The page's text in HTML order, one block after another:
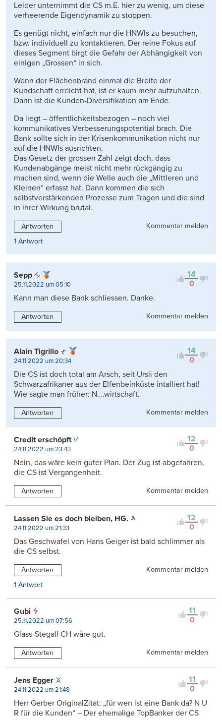
Leider unternimmt die CS m.E. hier zu wenig, um diese
verheerende Eigendynamik zu stoppen.
Es genügt nicht, einfach nur die HNWIs zu besuchen,
bzw. individuell zu kontaktieren. Der reine Fokus auf
dieses Segment birgt die Gefahr der Abhängigkeit von
einigen „Grossen“ in sich.
Wenn der Flächenbrand einmal die Breite der
Kundschaft erreicht hat, ist er kaum mehr aufzuhalten.
Dann ist die Kunden-Diversifikation am Ende.
Da liegt – öffentlichkeitsbezogen – noch viel
kommunikatives Verbesserungspotential brach. Die
Bank sollte sich in der Krisenkommunikation nicht nur
auf die HNWIs ausrichten.
Das Gesetz der grossen Zahl zeigt doch, dass
Kundenabgänge meist nicht mehr rückgängig zu
machen sind, wenn die Welle auch die „Mittleren und
Kleinen“ erfasst hat. Dann kommen die sich
selbstverstärkenden Prozesse zum Tragen und die sind
in ihrer Wirkung brutal.
Antworten
Kommentar melden
1 Antwort
14
0
Sepp
25.11.2022 um 05:10
Kann man diese Bank schliessen. Danke.
Antworten Kommentar melden
14
0
Alain Tigrillo
24.11.2022 um 20:34
Die CS ist doch total am Arsch, seit Ursli den
Schwarzafrikaner aus der Elfenbeinküste intalliert hat!
Wie sagte man früher: N….wirtschaft.
Antworten Kommentar melden
12
0
Credit erschöpft
24.11.2022 um 23:43
Nein, das wäre kein guter Plan. Der Zug ist abgefahren,
die CS ist Vergangenheit.
Antworten Kommentar melden
12
0
Lassen Sie es doch bleiben, HG.
24.11.2022 um 21:33
Das Geschwafel von Hans Geiger ist bald schlimmer als
die CS selbst.
Antworten
Kommentar melden
1 Antwort
11
0
Gubi
25.11.2022 um 07:56
Glass-Stegall CH wäre gut.
Antworten Kommentar melden
11
0
Jens Egger
24.11.2022 um 21:48
Herr Gerber OriginalZitat: „für wen ist eine Bank da? N U
R für die Kunden“ – Der ehemalige TopBanker der CS